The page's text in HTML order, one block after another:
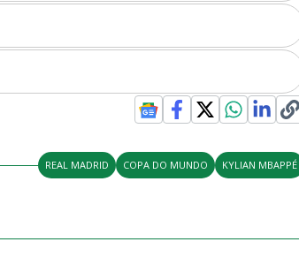
REAL MADRID COPA DO MUNDO KYLIAN MBAPPÉ